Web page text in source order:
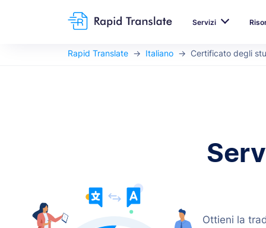
Servizi
Rapid Translate Italiano Certificato degli
Ottieni la